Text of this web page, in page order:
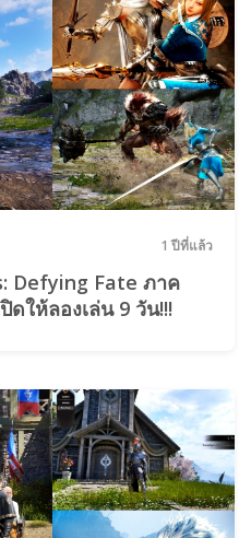
1 ปีที่แล้ว
Defying Fate ภาค
ดให้ลองเล่น 9 วัน!!!